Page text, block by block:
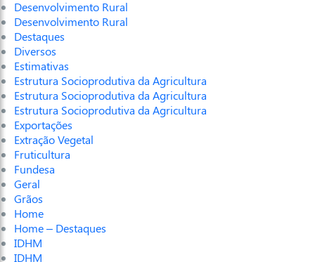
Desenvolvimento Rural
Desenvolvimento Rural
Destaques
Diversos
Estimativas
Estrutura Socioprodutiva da Agricultura
Estrutura Socioprodutiva da Agricultura
Estrutura Socioprodutiva da Agricultura
Exportações
Extração Vegetal
Fruticultura
Fundesa
Geral
Grãos
Home
Home – Destaques
IDHM
IDHM